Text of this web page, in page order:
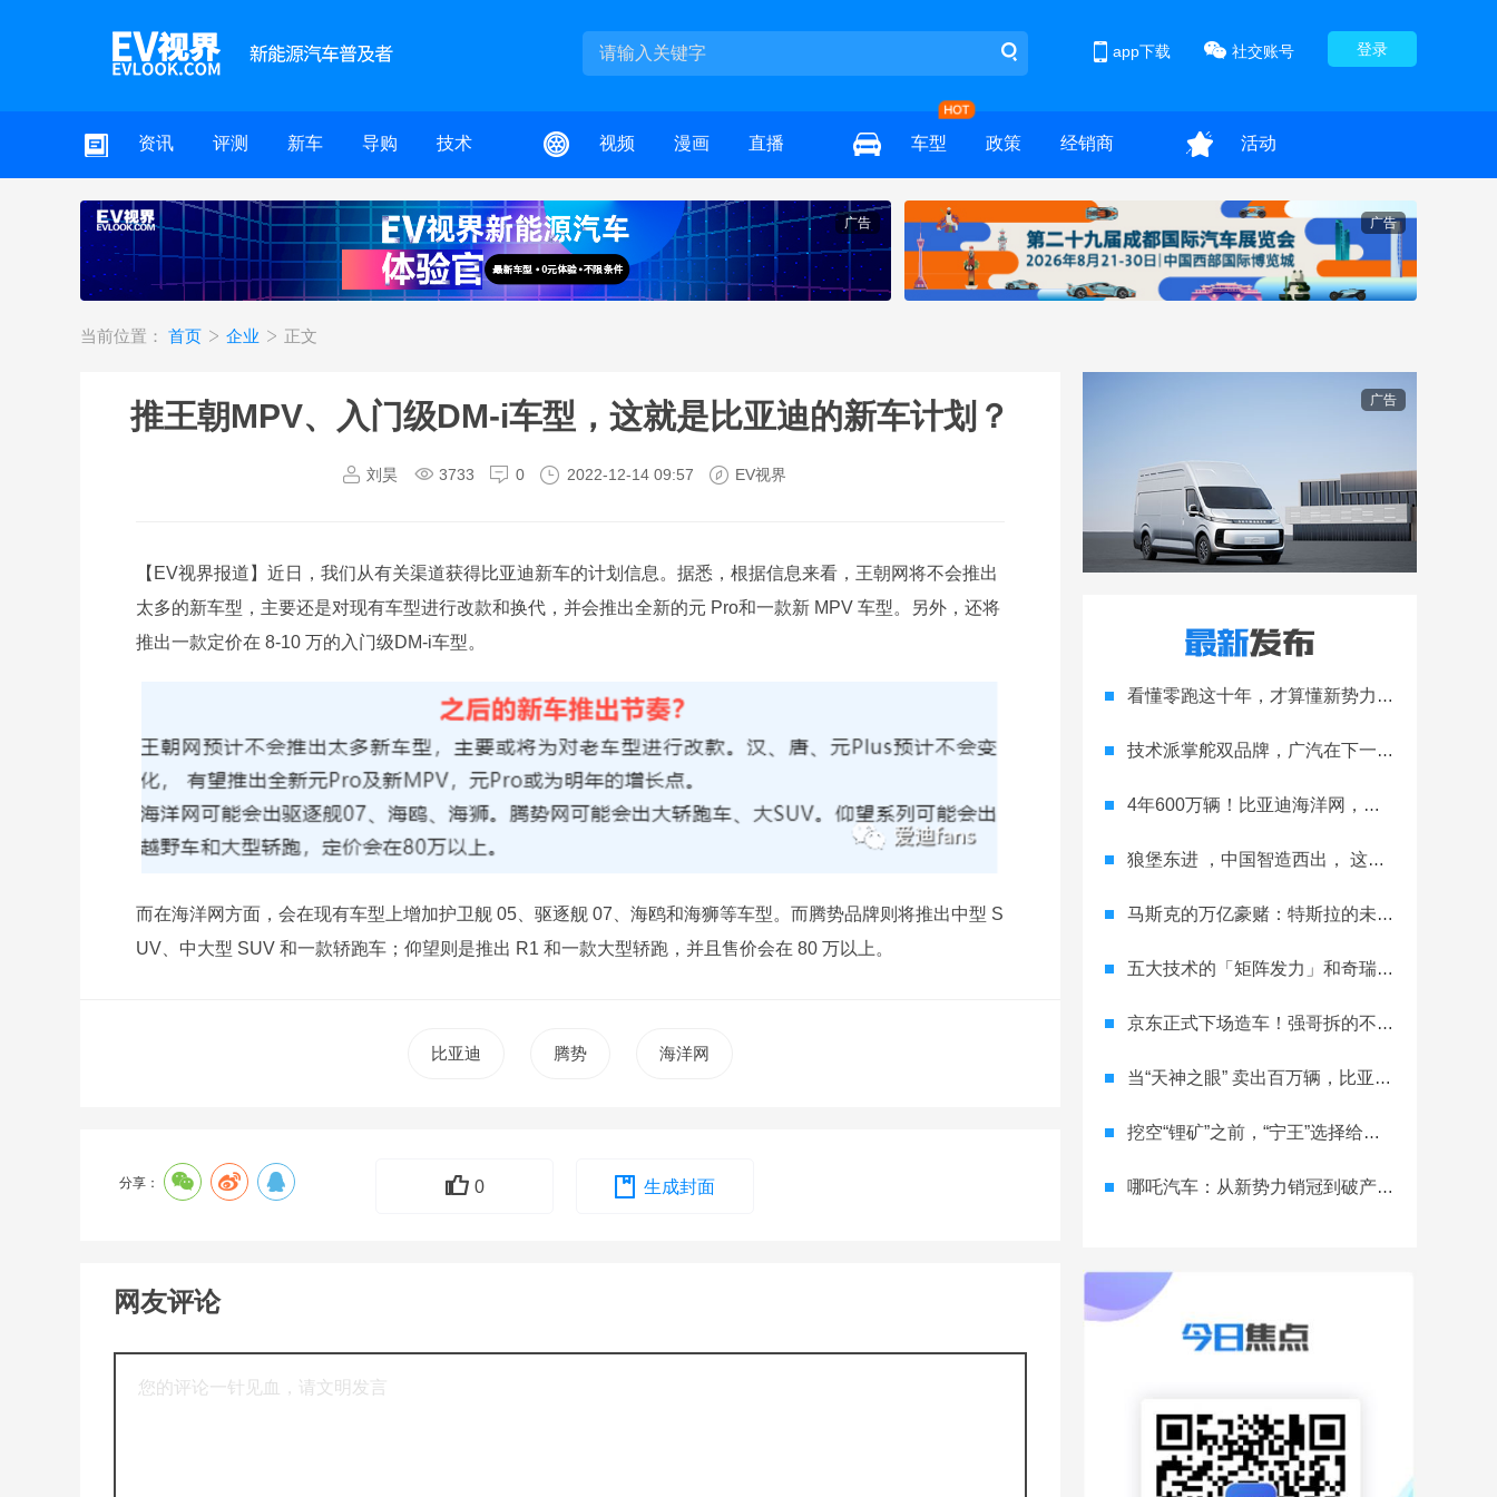
登录
社交账号
app下载
资讯 评测 新车 导购 技术 视频 漫画 直播 车型 政策 经销商 活动
广告 广告
当前位置： 首页 企业 正文
推王朝MPV、入门级DM-i车型，这就是比亚迪的新车计划？
刘昊 3733 0 2022-12-14 09:57 EV视界
【EV视界报道】近日，我们从有关渠道获得比亚迪新车的计划信息。据悉，根据信息来看，王朝网将不会推出
太多的新车型，主要还是对现有车型进行改款和换代，并会推出全新的元 Pro和一款新 MPV 车型。另外，还将
推出一款定价在 8-10 万的入门级DM-i车型。
而在海洋网方面，会在现有车型上增加护卫舰 05、驱逐舰 07、海鸥和海狮等车型。而腾势品牌则将推出中型 S
UV、中大型 SUV 和一款轿跑车；仰望则是推出 R1 和一款大型轿跑，并且售价会在 80 万以上。
比亚迪 腾势 海洋网
分享： 0 生成封面
网友评论
广告
看懂零跑这十年，才算懂新势力的生存法则
技术派掌舵双品牌，广汽在下一盘大棋
4年600万辆！比亚迪海洋网，跑完合资车企20年的路
狼堡东进 ，中国智造西出， 这就是与众 08 的双向奔赴
马斯克的万亿豪赌：特斯拉的未来之战
五大技术的「矩阵发力」和奇瑞的「全球抢滩」
京东正式下场造车！强哥拆的不只是车市，是产业的墙？
当“天神之眼” 卖出百万辆，比亚迪改写的不只是销量榜
挖空“锂矿”之前，“宁王”选择给电池“续命”
哪吒汽车：从新势力销冠到破产重整，一场跌宕起伏的“闹剧”